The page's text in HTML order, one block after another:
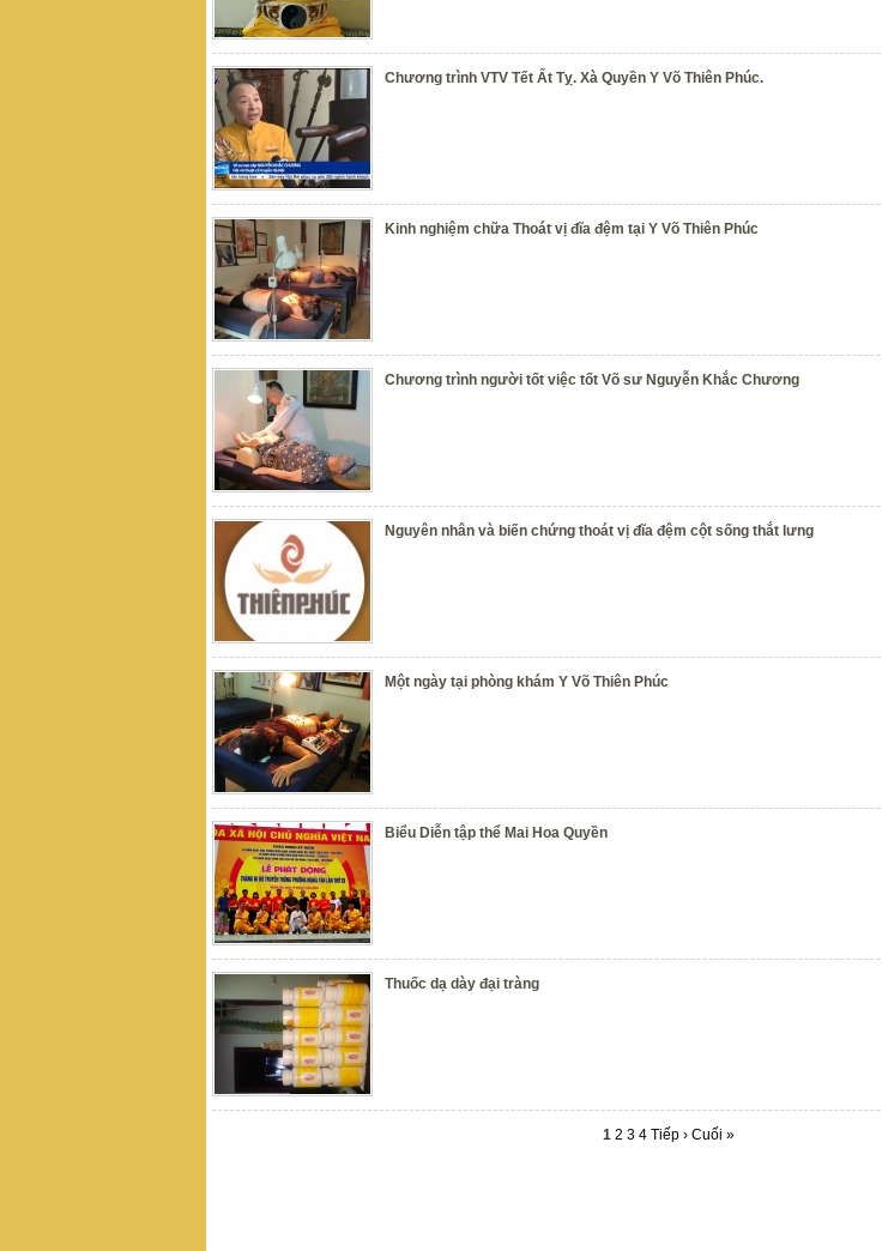
Chương trình VTV Tết Ất Tỵ. Xà Quyền Y Võ Thiên Phúc.
Kinh nghiệm chữa Thoát vị đĩa đệm tại Y Võ Thiên Phúc
Chương trình người tốt việc tốt Võ sư Nguyễn Khắc Chương
Nguyên nhân và biến chứng thoát vị đĩa đệm cột sống thắt lưng
Một ngày tại phòng khám Y Võ Thiên Phúc
Biểu Diễn tập thể Mai Hoa Quyền
Thuốc dạ dày đại tràng
1 2 3 4 Tiếp › Cuối »